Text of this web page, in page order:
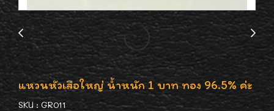
แหวนหัวเสือใหญ่ น้ำหนัก 1 บาท ทอง 96.5% ค่ะ
SKU : GR011